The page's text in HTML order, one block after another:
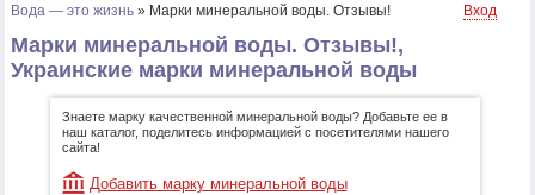
Вода — это жизнь » Марки минеральной воды. Отзывы! Вход
Марки минеральной воды. Отзывы!,
Украинские марки минеральной воды
Знаете марку качественной минеральной воды? Добавьте ее в
наш каталог, поделитесь информацией с посетителями нашего
сайта!
Добавить марку минеральной воды